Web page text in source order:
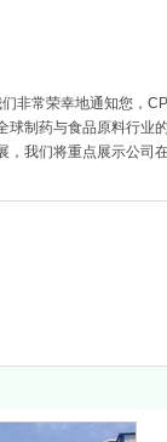
常荣幸地通知您，
制药与食品原料行业
我们将重点展示公司